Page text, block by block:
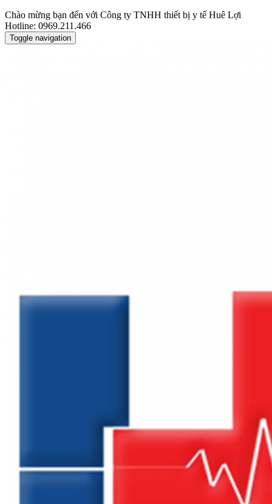
Chào mừng bạn đến với Công ty TNHH thiết bị y tế Huê Lợi
Hotline: 0969.211.466
Toggle navigation